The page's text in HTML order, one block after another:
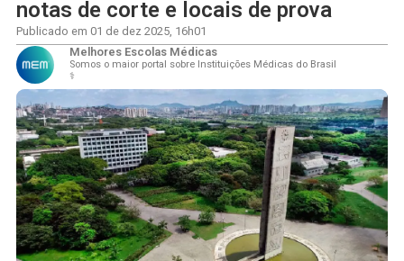
notas de corte e locais de prova
Publicado em 01 de dez 2025, 16h01
Melhores Escolas Médicas
Somos o maior portal sobre Instituições Médicas do Brasil
⚕️